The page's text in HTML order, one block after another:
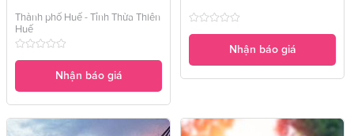
Thành phố Huế - Tỉnh Thừa Thiên
Huế
Nhận báo giá
Nhận báo giá